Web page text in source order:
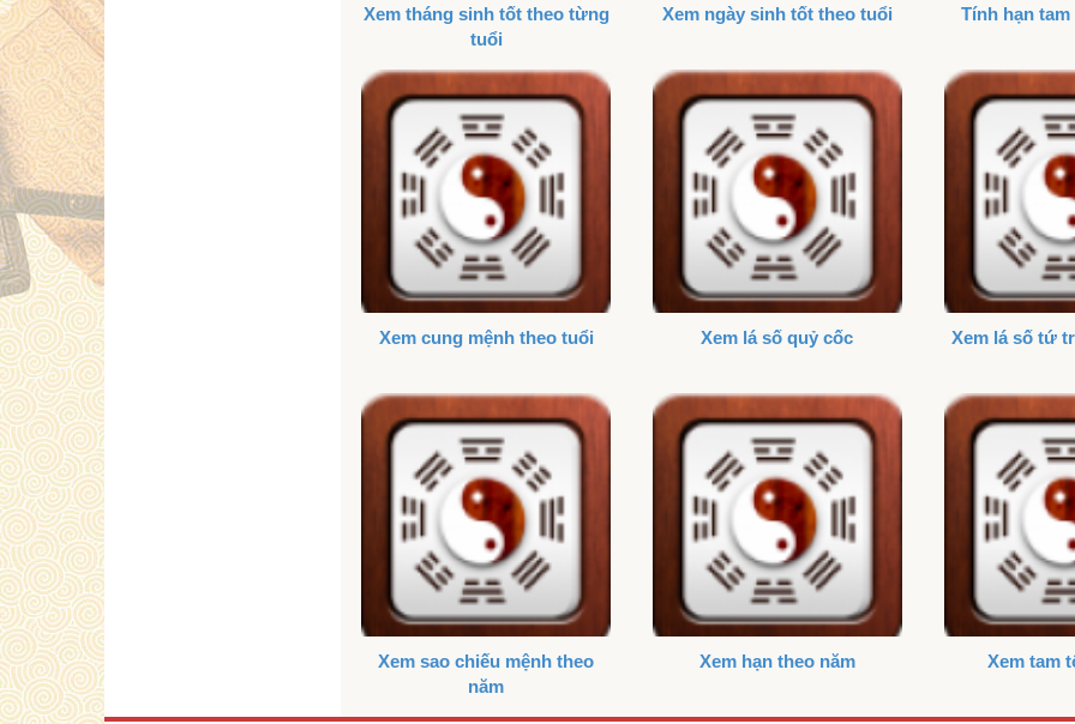
Xem tháng sinh tốt theo từng
tuổi
Xem ngày sinh tốt theo tuổi Tính hạn
Xem cung mệnh theo tuổi Xem lá số quỷ cốc Xem lá số tứ
Xem sao chiếu mệnh theo
năm
Xem hạn theo năm Xem tam